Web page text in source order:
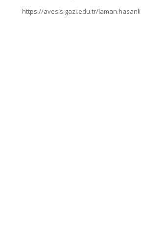
https://avesis.gazi.edu.tr/laman.hasanli